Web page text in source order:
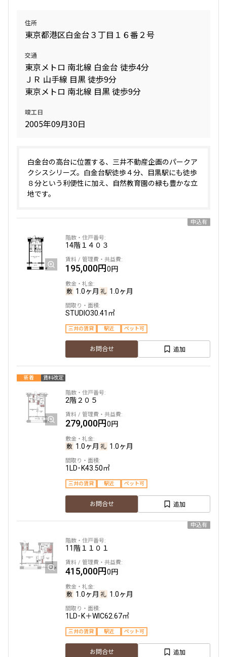
住所
東京都港区白金台３丁目１６番２号
交通
東京メトロ 南北線 白金台 徒歩4分
ＪＲ 山手線 目黒 徒歩9分
東京メトロ 南北線 目黒 徒歩9分
竣工日
2005年09月30日
白金台の高台に位置する、三井不動産企画のパークア
クシスシリーズ。白金台駅徒歩４分、目黒駅にも徒歩
８分という利便性に加え、自然教育園の緑も豊かな立
地です。
申込有
14階１４０３
195,000円0円
1.0ヶ月 1.0ヶ月
STUDIO30.41㎡
三井の賃貸 駅近 ペット可
お問合せ 追加
新着 賃料改定
2階２０５
279,000円0円
1.0ヶ月 1.0ヶ月
1LD･K43.50㎡
三井の賃貸 駅近 ペット可
お問合せ 追加
申込有
11階１１０１
415,000円0円
1.0ヶ月 1.0ヶ月
1LD･K＋WIC62.67㎡
三井の賃貸 駅近 ペット可
お問合せ 追加